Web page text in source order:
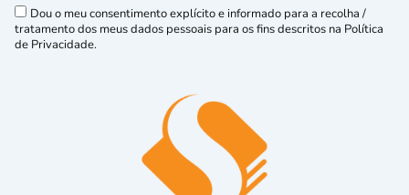
Dou o meu consentimento explícito e informado para a recolha /
tratamento dos meus dados pessoais para os fins descritos na Política
de Privacidade.